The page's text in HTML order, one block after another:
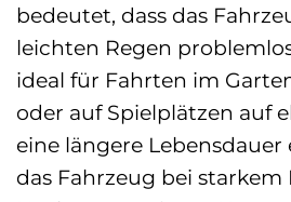
bedeutet, dass das
leichten Regen
ideal für Fahrten im
oder auf Spielplätzen auf
eine längere
das Fahrzeug bei starkem